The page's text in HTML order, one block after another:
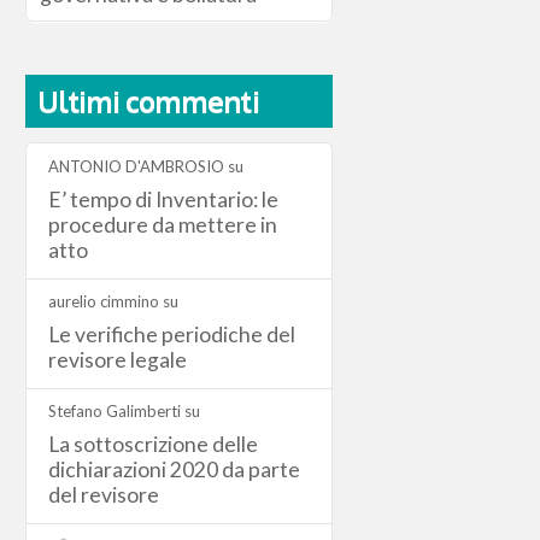
Ultimi commenti
ANTONIO D'AMBROSIO su
E’ tempo di Inventario: le
procedure da mettere in
atto
aurelio cimmino su
Le verifiche periodiche del
revisore legale
Stefano Galimbertisu
La sottoscrizione delle
dichiarazioni 2020 da parte
del revisore